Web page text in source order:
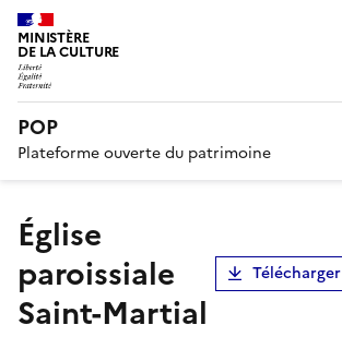
MINISTÈRE
DE LA CULTURE
POP
Plateforme ouverte du patrimoine
église
paroissiale
Saint-Martial
Télécharger